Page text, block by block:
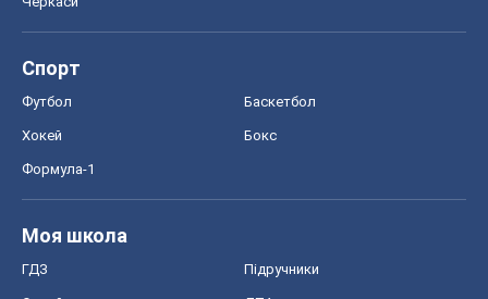
Спорт
Футбол Баскетбол
Хокей Бокс
Формула-1
Моя школа
ГДЗ Підручники